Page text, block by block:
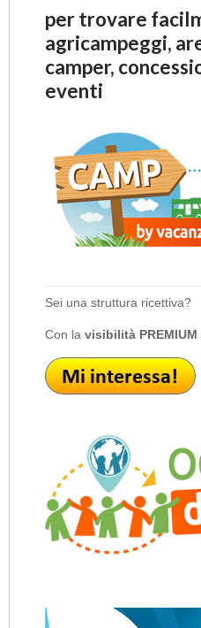
per trovare
agricampeggi,
camper,
eventi
Sei una struttura ricettiva?
Con la visibilità PREMIUM